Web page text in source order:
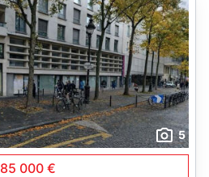
5
85 000 €